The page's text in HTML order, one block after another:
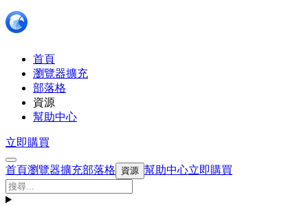
首頁
瀏覽器擴充
部落格
資源
幫助中心
立即購買
首頁瀏覽器擴充部落格 資源 幫助中心立即購買